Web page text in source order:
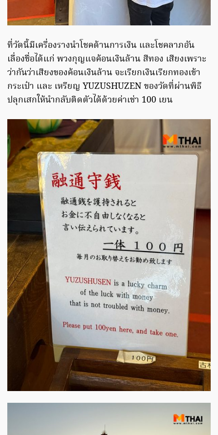
ที่วัดนี้มีเครื่องรางนำโชคด้านการเงิน และโชคลาภอัน
เลื่องชื่อได้แก่ พวงกุญแจค้อนเงินล้าน สีทอง เสียงเพราะ
ว่ากันว่าเสียงของค้อนเงินล้าน จะเรียกเงินเรียกทองเข้า
กระเป๋า และ เหรียญ YUZUSHUZEN ของวัดที่ผ่านพิธี
ปลุกเสกให้นำกลับติดตัวได้ด้วยค่าเช่า 100 เยน